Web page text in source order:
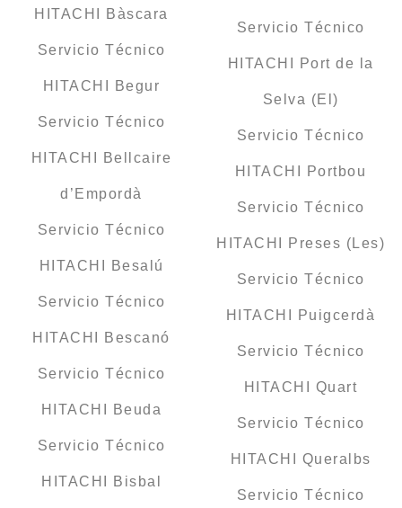
HITACHI Bàscara
Servicio Técnico
HITACHI Begur
Servicio Técnico
HITACHI Bellcaire
d’Empordà
Servicio Técnico
HITACHI Besalú
Servicio Técnico
HITACHI Bescanó
Servicio Técnico
HITACHI Beuda
Servicio Técnico
HITACHI Bisbal
Servicio Técnico
HITACHI Port de la
Selva (El)
Servicio Técnico
HITACHI Portbou
Servicio Técnico
HITACHI Preses (Les)
Servicio Técnico
HITACHI Puigcerdà
Servicio Técnico
HITACHI Quart
Servicio Técnico
HITACHI Queralbs
Servicio Técnico